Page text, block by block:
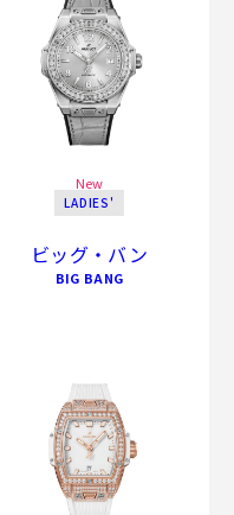
New
LADIES'
ビッグ・バン
BIG BANG